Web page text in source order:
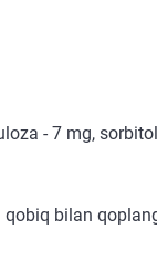
- 7 mg,
bilan